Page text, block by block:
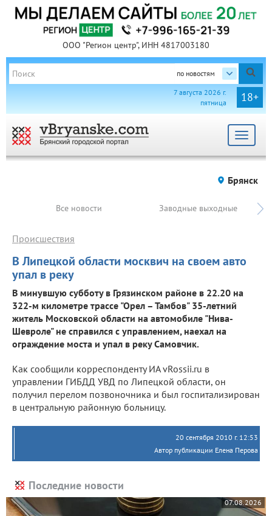
ООО "Регион центр", ИНН 4817003180
по новостям
18+
7 августа 2026 г.
пятница
Toggle
Брянск
Все новости Заводные выходные
В Липецкой области москвич на своем авто
упал в реку
Происшествия
В минувшую субботу в Грязинском районе в 22.20 на
322-м километре трассе "Орел – Тамбов" 35-летний
житель Московской области на автомобиле "Нива-
Шевроле" не справился с управлением, наехал на
ограждение моста и упал в реку Самовчик.
Как сообщили корреспонденту ИА vRossii.ru в
управлении ГИБДД УВД по Липецкой области, он
получил перелом позвоночника и был госпитализирован
в центральную районную больницу.
20 сентября 2010 г. 12:53
Автор публикации Елена Перова
Последние новости
07.08.2026